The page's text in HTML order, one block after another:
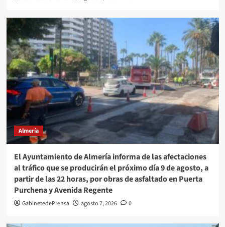
Almería
El Ayuntamiento de Almería informa de las afectaciones
al tráfico que se producirán el próximo día 9 de agosto, a
partir de las 22 horas, por obras de asfaltado en Puerta
Purchena y Avenida Regente
GabinetedePrensa agosto 7, 2026 0